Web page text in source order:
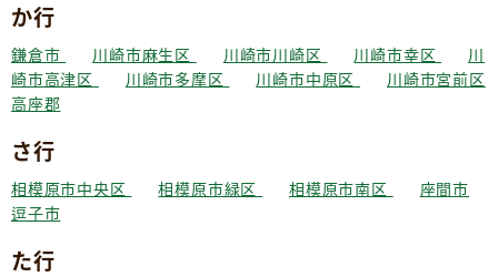
か行
鎌倉市 川崎市麻生区 川崎市川崎区 川崎市幸区
川
崎市高津区
川崎市多摩区 川崎市中原区
川崎市宮前区
高座郡
さ行
相模原市中央区 相模原市緑区 相模原市南区
座間市
逗子市
た行